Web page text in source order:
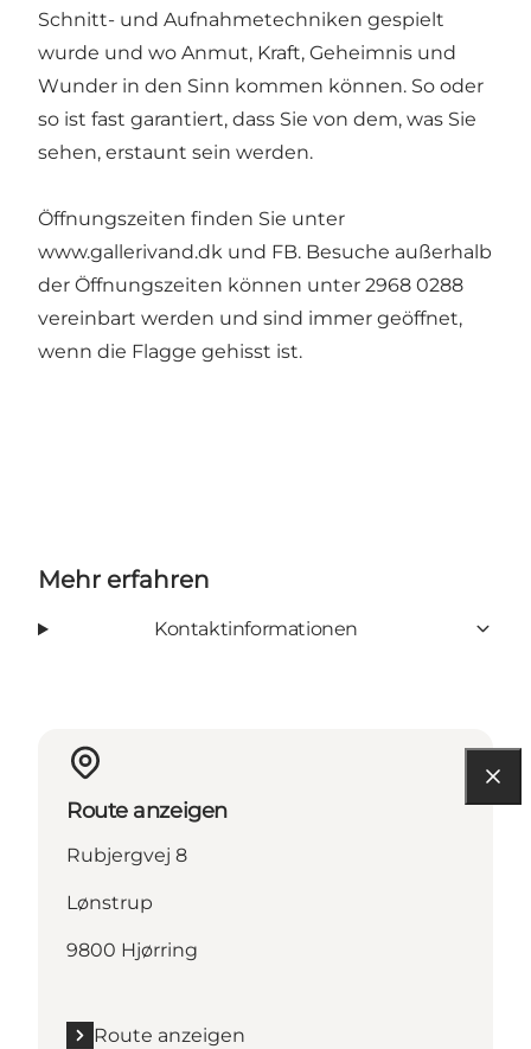
Schnitt- und Aufnahmetechniken gespielt
wurde und wo Anmut, Kraft, Geheimnis und
Wunder in den Sinn kommen können. So oder
so ist fast garantiert, dass Sie von dem, was Sie
sehen, erstaunt sein werden.
Öffnungszeiten finden Sie unter
www.gallerivand.dk und FB. Besuche außerhalb
der Öffnungszeiten können unter 2968 0288
vereinbart werden und sind immer geöffnet,
wenn die Flagge gehisst ist.
Mehr erfahren
Kontaktinformationen
Route anzeigen
Rubjergvej 8
Lønstrup
9800 Hjørring
Route anzeigen